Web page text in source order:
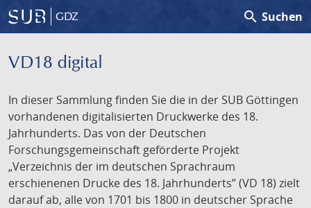
GDZ search Suchen
VD18 digital
In dieser Sammlung finden Sie die in der SUB Göttingen
vorhandenen digitalisierten Druckwerke des 18.
Jahrhunderts. Das von der Deutschen
Forschungsgemeinschaft geförderte Projekt
„Verzeichnis der im deutschen Sprachraum
erschienenen Drucke des 18. Jahrhunderts” (VD 18) zielt
darauf ab, alle von 1701 bis 1800 in deutscher Sprache